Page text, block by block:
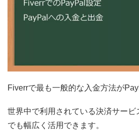
Fiverrで最も一般的な入金方法が
世界中で利用されている決済サー
でも幅広く活用できます。